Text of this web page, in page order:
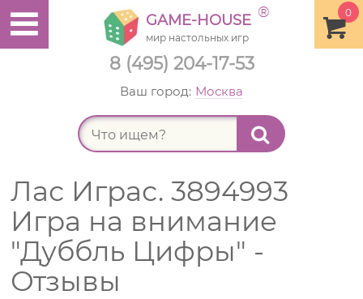
8 (495) 204-17-53
0
GAME-HOUSE ®
мир настольных игр
Ваш город: Москва
Лас Играс. 3894993
Игра на внимание
"Дуббль Цифры" -
Отзывы